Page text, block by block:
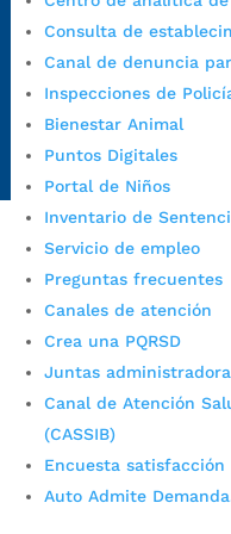
Consulta de
Canal de denuncia
Inspecciones de
Bienestar Animal
Puntos Digitales
Portal de Niños
Inventario de
Servicio de empleo
Preguntas frecuentes
Canales de atención
Crea una PQRSD
Juntas
Canal de Atención
(CASSIB)
Encuesta
Auto Admite
Canal de denuncia para
https://
Emergencia:https://
Radique aquí su queja
https://
1/secretarias/oficina-de-
Alcaldía de Bucaramanga
Alcaldía de Bucaramanga